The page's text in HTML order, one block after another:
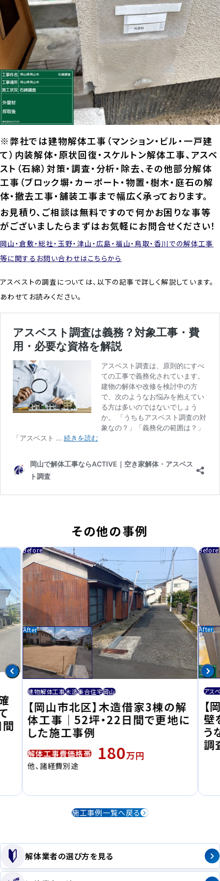
※弊社では建物解体工事（マンション・ビル・一戸建
て）内装解体・原状回復・スケルトン解体工事、アスベ
スト（石綿）対策・調査・分析・除去、その他部分解体
工事（ブロック塀・カーポート・物置・樹木・庭石の解
体・撤去工事・舗装工事まで幅広く承っております。
お見積り、ご相談は無料ですので何かお困りな事等
がございましたらまずはお気軽にお問合せください！
岡山・倉敷・総社・玉野・津山・広島・福山・鳥取・香川での解体工事
等に関するお問い合わせはこちらから
アスベストの調査については、以下の記事で詳しく解説しています。
あわせてお読みください。
その他の事例
建物解体工事木造集合住宅岡山
【岡山市北区】木造借家3棟の解
体工事｜52坪・22日間で更地に
した施工事例
解体工事費価格帯 180万円
他、諸経費別途
アス
【
壁
う
調
施工事例一覧へ戻る
解体業者の選び方を見る